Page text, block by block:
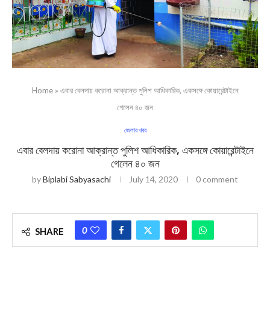
Home» এবার বেলদায় করোনা আক্রান্ত পুলিশ আধিকারিক, একসঙ্গে কোয়ারেন্টাইনে
গেলেন ৪০ জন
জেলার খবর
এবার বেলদায় করোনা আক্রান্ত পুলিশ আধিকারিক, একসঙ্গে কোয়ারেন্টাইনে
গেলেন ৪০ জন
byBiplabi Sabyasachi July 14, 2020 0 comment
SHARE 0